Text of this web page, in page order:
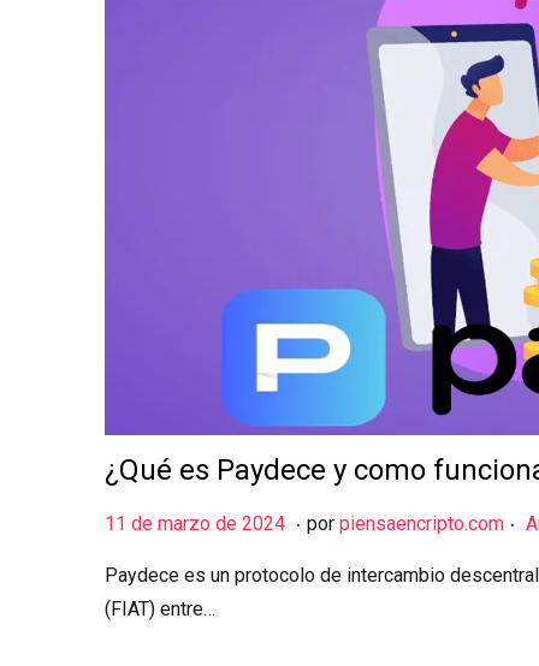
¿Qué es Paydece y como
Publicado el
11 de marzo de 2024 1
d
. por piensaencripto.com .
Paydece es un protocolo de intercambio
(FIAT) entre…